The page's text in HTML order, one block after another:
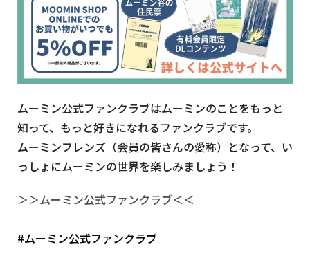
ムーミン公式ファンクラブはムーミンのことをもっと
知って、もっと好きになれるファンクラブです。
ムーミンフレンズ（会員の皆さんの愛称）となって、い
っしょにムーミンの世界を楽しみましょう！
＞＞ムーミン公式ファンクラブ＜＜
#ムーミン公式ファンクラブ